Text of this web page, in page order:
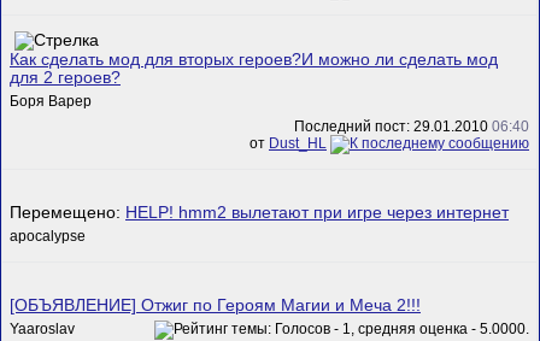
Как сделать мод для вторых героев?И можно ли сделать мод
для 2 героев?
Боря Варер
Последний пост: 29.01.2010 06:40
от Dust_HL
Перемещено: HELP! hmm2 вылетают при игре через интернет
apocalypse
[ОБЪЯВЛЕНИЕ] Отжиг по Героям Магии и Меча 2!!!
Yaaroslav